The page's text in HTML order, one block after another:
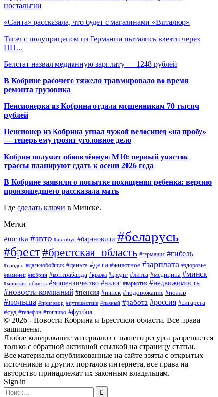
ностальгии
«Санта» рассказала, что будет с магазинами «Виталюр»
Тягач с полуприцепом из Германии пытались ввезти через
ПП…
Белстат назвал медианную зарплату — 1248 рублей
В Кобрине рабочего тяжело травмировало во время
ремонта грузовика
Пенсионерка из Кобрина отдала мошенникам 70 тысяч
рублей
Пенсионер из Кобрина угнал чужой велосипед «на пробу»
— теперь ему грозит уголовное дело
Кобрин получит обновлённую М10: первый участок
трассы планируют сдать к осени 2026 года
В Кобрине заявили о попытке похищения ребенка: версию
произошедшего рассказала мать
Где сделать ключи в Минске.
Метки
#tochka #авто #автобус #барановичи #беларусь
#брест#брестская_область #германия #гибель
#гродно #дальнобойщик #деньга #дети #животное #зарплата #здоровье
#каменец #кобрин #контрабанда #кража #кредит #литва #медицина #минск
#минская_область #мошенничество #налог #наркотик #недвижимость
#новости компаний #пенсия #пинск #подорожание #пожар
#польша #приговор #путешествие #пьяный #работа #россия #сигарета
#суд #телефон #топливо #футбол
© 2026 - Новости Кобрина и Брестской области. Все права
защищены.
Любое копирование материалов с нашего ресурса разрешается
только с обратной активной ссылкой на страницу статьи.
Все материалы опубликованные на сайте взяты с открытых
источников и других порталов интернета, все права на
авторство принадлежат их законным владельцам.
Sign in